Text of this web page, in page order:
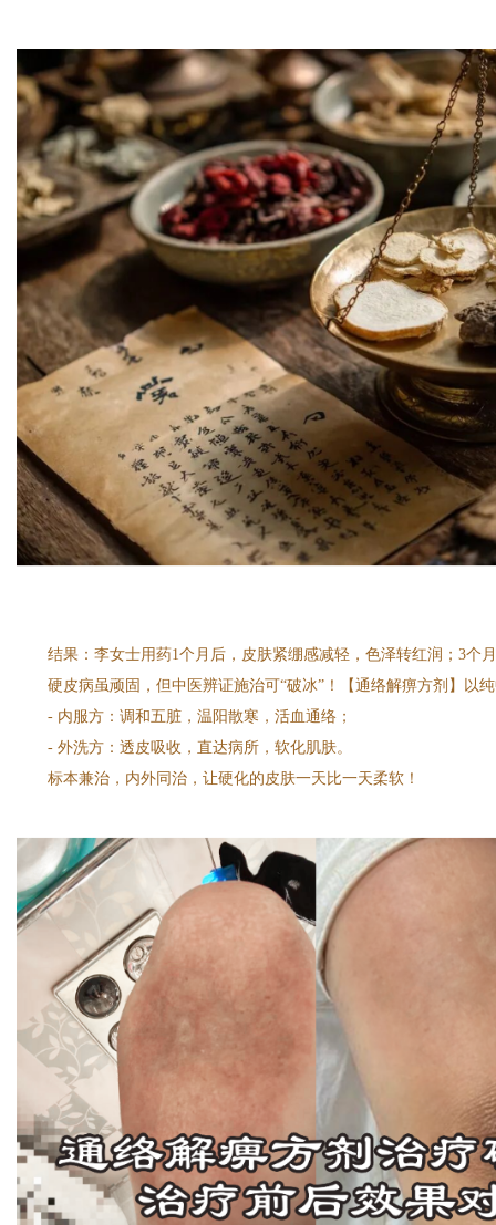
结果：李女士用药1个月后，皮肤紧绷感减轻，色泽转红润；3个
硬皮病虽顽固，但中医辨证施治可“破冰”！【通络解痹方剂】以
- 内服方：调和五脏，温阳散寒，活血通络；
- 外洗方：透皮吸收，直达病所，软化肌肤。
标本兼治，内外同治，让硬化的皮肤一天比一天柔软！